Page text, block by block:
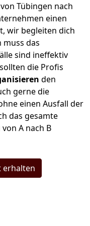
Tübingen nach
einen
wir begleiten dich
muss das
sind ineffektiv
die Profis
den
gerne die
einen Ausfall der
das gesamte
A nach B
erhalten